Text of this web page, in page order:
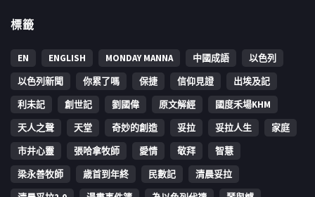
標籤
EN ENGLISH MONDAY MANNA 中國成語
以色列
以色列新聞
你累了嗎 保捷 信仰見證
出埃及記
利未記
創世記 劉國偉 原文解經
國度禾場KHM
天人之聲
天堂 奇妙的創造 妥拉 妥拉人生
家庭
市井心靈
張哈拿牧師 愛情 敬拜
智慧
梁永善牧師
歳首到年終 民數記
清晨妥拉